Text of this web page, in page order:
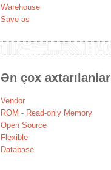
Warehouse
Save as
Ən çox axtarılanlar
Vendor
ROM - Read-only Memory
Open Source
Flexible
Database